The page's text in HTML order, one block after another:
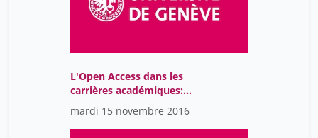
L'Open Access dans les
carrières académiques:
introduction
mardi 15 novembre 2016